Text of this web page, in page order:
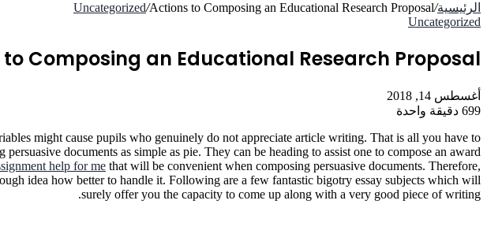
الرئيسية/
Uncategorized/Actions to Composing an Educational Research Proposal
Uncategorized
Composing an Educational Research Proposal
أغسطس 14, 2018
699 دقيقة واحدة
might cause pupils who genuinely do not appreciate article writing. That is all you have to
documents as simple as pie. They can be heading to assist one to compose an award
help for me that will be convenient when composing persuasive documents. Therefore,
idea how better to handle it. Following are a few fantastic bigotry essay subjects which will
surely offer you the capacity to come up along with a very good piece of writing.